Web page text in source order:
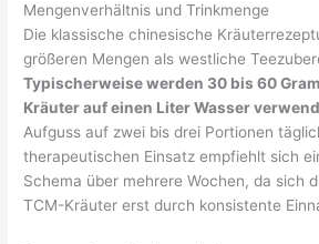
Mengenverhältnis und Trinkmenge
Die klassische chinesische
größeren Mengen als westliche
Typischerweise werden 30 bis 60
Kräuter auf einen Liter Wasser
Aufguss auf zwei bis drei Portionen
therapeutischen Einsatz empfiehlt sich
Schema über mehrere Wochen, da sich
TCM-Kräuter erst durch konsistente